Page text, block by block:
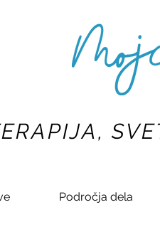
Področja dela